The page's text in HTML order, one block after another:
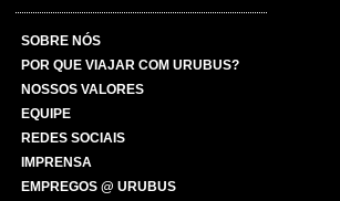
SOBRE NÓS
POR QUE VIAJAR COM URUBUS?
NOSSOS VALORES
EQUIPE
REDES SOCIAIS
IMPRENSA
EMPREGOS @ URUBUS